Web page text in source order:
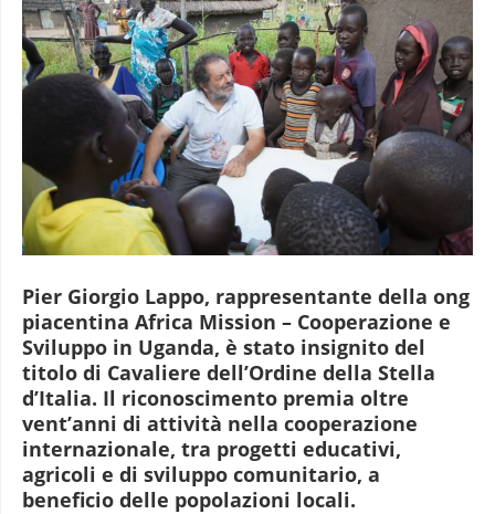
Pier Giorgio Lappo, rappresentante della ong
piacentina Africa Mission – Cooperazione e
Sviluppo in Uganda, è stato insignito del
titolo di Cavaliere dell’Ordine della Stella
d’Italia. Il riconoscimento premia oltre
vent’anni di attività nella cooperazione
internazionale, tra progetti educativi,
agricoli e di sviluppo comunitario, a
beneficio delle popolazioni locali.